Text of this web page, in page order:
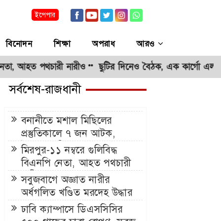
ইপেপার
বিনোদন শিক্ষা অপরাধ আরও
পথচারী নারীও ** ছুটির দিনেও বৈঠক, এক কার্গো এলএনজি
সর্বশেষ-রাজধানী
বনানীতে মশাল মিছিলের
প্রস্তুতিকালে ৭ জন আটক,
উদ্ধার ৭০টি মশাল
মিরপুর-১১ নম্বরে গুলিবিদ্ধ
বিএনপি নেতা, আহত পথচারী
নারীও
সবুজবাগে অজ্ঞাত নারীর
অর্ধগলিত খণ্ডিত মরদেহ উদ্ধার
ঢাবি ক্যাম্পাসে ডিএসসিসির